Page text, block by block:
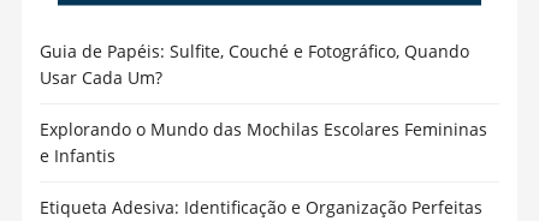
Guia de Papéis: Sulfite, Couché e Fotográfico, Quando
Usar Cada Um?
Explorando o Mundo das Mochilas Escolares Femininas
e Infantis
Etiqueta Adesiva: Identificação e Organização Perfeitas